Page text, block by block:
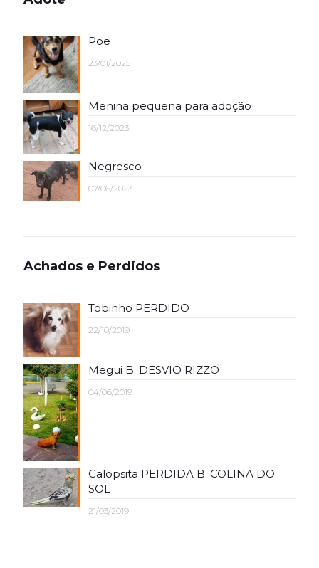
Poe
23/01/2025
Menina pequena para adoção
16/12/2023
Negresco
07/06/2023
Achados e Perdidos
Tobinho PERDIDO
22/10/2019
Megui B. DESVIO RIZZO
04/06/2019
Calopsita PERDIDA B. COLINA DO
SOL
21/03/2019